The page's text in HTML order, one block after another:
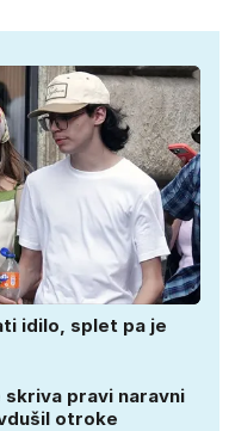
idilo, splet pa je
skriva pravi naravni
otroke